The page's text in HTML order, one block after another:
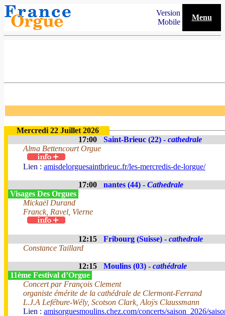
Version
Mobile
Menu
Mercredi 22 Juillet 2026
17:00
Saint-Brieuc (22) - cathedrale
Alma Bettencourt Orgue
Lien : amisdelorguesaintbrieuc.fr/les-mercredis-de-lorgue/
17:00 nantes (44) - Cathedrale
Visages Des Orgues
Mickaël Durand
Franck, Ravel, Vierne
12:15 Fribourg (Suisse) - cathedrale
Constance Taillard
12:15 Moulins (03) - cathédrale
11ème Festival d’Orgue
Concert par François Clement
organiste émérite de la cathédrale de Clermont-Ferrand
L.J.A Lefébure-Wély, Scotson Clark, Aloÿs Claussmann
Lien : amisorguesmoulins.chez.com/concerts/saison_2026/